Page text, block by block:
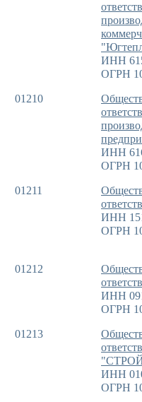
ИНН
ОГРН
01210
ИНН
ОГРН
01211
ИНН
ОГРН
01212
ИНН
ОГРН
01213
ИНН
ОГРН